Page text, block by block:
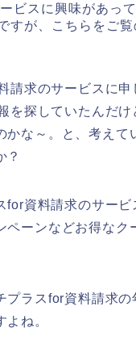
ビスに興味があっ
すが、こちらをご
請求のサービスに
を探していたんだ
な～。と、考えて
？
資料請求のサー
ーンなどお得なク
ラスfor資料請求
ね。